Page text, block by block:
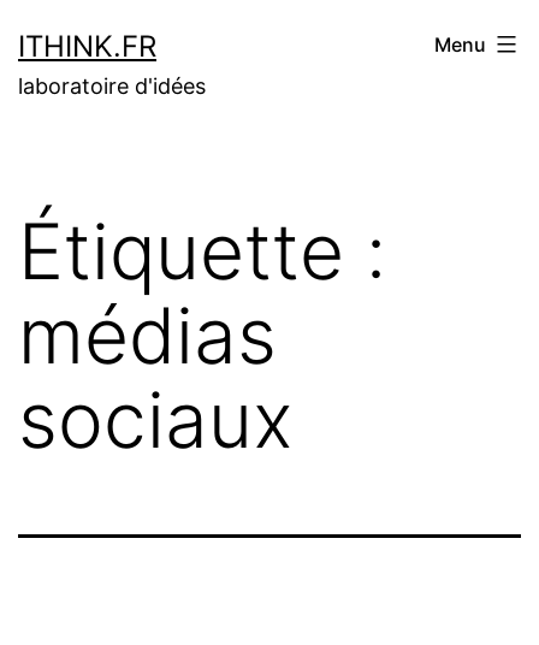
au
contenu
ITHINK.FR
laboratoire d'idées
Menu
Étiquette :
médias
sociaux